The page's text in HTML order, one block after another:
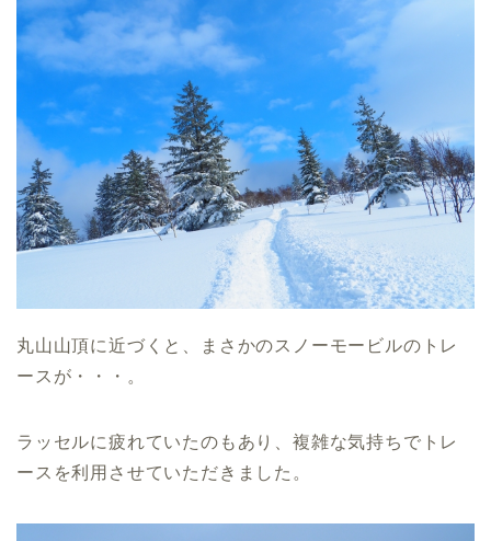
丸山山頂に近づくと、まさかのスノーモービルのトレ
ースが・・・。
ラッセルに疲れていたのもあり、複雑な気持ちでトレ
ースを利用させていただきました。